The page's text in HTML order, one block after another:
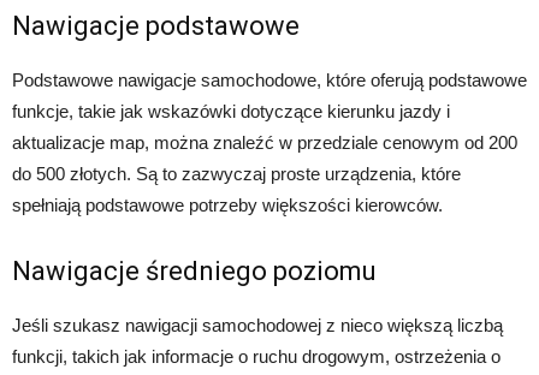
Nawigacje podstawowe
Podstawowe nawigacje samochodowe, które oferują podstawowe
funkcje, takie jak wskazówki dotyczące kierunku jazdy i
aktualizacje map, można znaleźć w przedziale cenowym od 200
do 500 złotych. Są to zazwyczaj proste urządzenia, które
spełniają podstawowe potrzeby większości kierowców.
Nawigacje średniego poziomu
Jeśli szukasz nawigacji samochodowej z nieco większą liczbą
funkcji, takich jak informacje o ruchu drogowym, ostrzeżenia o